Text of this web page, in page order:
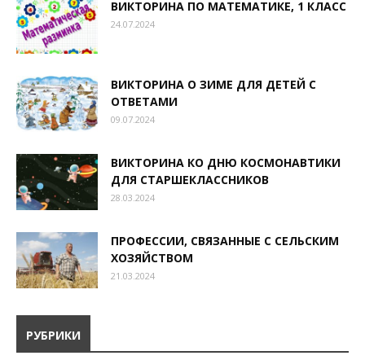
ВИКТОРИНА ПО МАТЕМАТИКЕ, 1 КЛАСС
24.07.2024
ВИКТОРИНА О ЗИМЕ ДЛЯ ДЕТЕЙ С
ОТВЕТАМИ
09.07.2024
ВИКТОРИНА КО ДНЮ КОСМОНАВТИКИ
ДЛЯ СТАРШЕКЛАССНИКОВ
28.03.2024
ПРОФЕССИИ, СВЯЗАННЫЕ С СЕЛЬСКИМ
ХОЗЯЙСТВОМ
21.03.2024
РУБРИКИ